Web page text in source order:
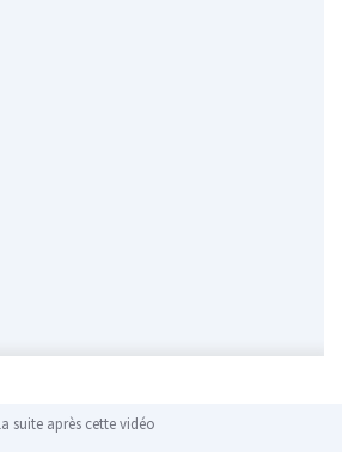
suite après cette vidéo